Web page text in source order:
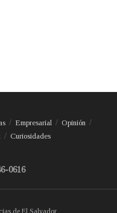
Empresarial
Opinión
Curiosidades
0616
de El Salvador